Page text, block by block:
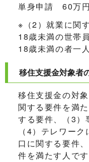
単身申請 60万円
※（2）就業に関
18歳未満の世帯
18歳未満の者一
移住支援金対象者
移住支援金の対
関する要件を満
する要件、（3）
（4）テレワー
口に関する要件
件を満たす人です